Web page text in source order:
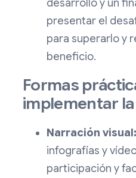
desarrollo y un
presentar el
para superarlo y
beneficio.
Formas
implementar
Narración visual:
infografías y
participación y